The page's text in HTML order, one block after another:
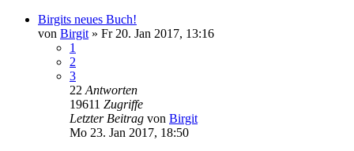
Birgits neues Buch!
von Birgit » Fr 20. Jan 2017, 13:16
1
2
3
22 Antworten
19611 Zugriffe
Letzter Beitrag von Birgit
Mo 23. Jan 2017, 18:50